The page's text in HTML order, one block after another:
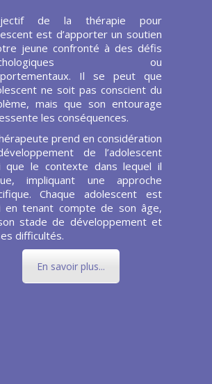
de la thérapie pour
est d’apporter un soutien
jeune confronté à des défis
ou
Il se peut que
ne soit pas conscient du
mais que son entourage
les conséquences.
prend en considération
de l’adolescent
que le contexte dans lequel il
impliquant une approche
Chaque adolescent est
en tenant compte de son âge,
stade de développement et
difficultés.
En savoir plus...